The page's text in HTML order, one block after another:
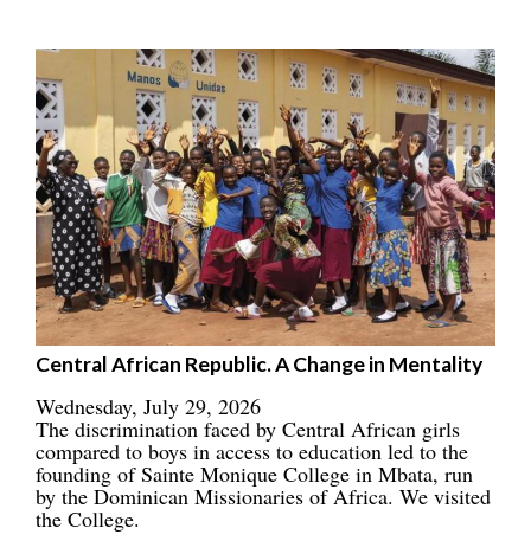
Central African Republic. A Change in Mentality
Wednesday, July 29, 2026
The discrimination faced by Central African girls
compared to boys in access to education led to the
founding of Sainte Monique College in Mbata, run
by the Dominican Missionaries of Africa. We visited
the College.